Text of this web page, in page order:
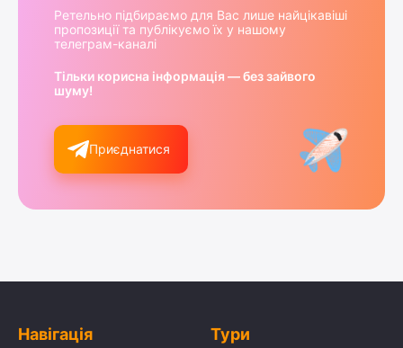
Ретельно підбираємо для Вас лише найцікавіші
пропозиції та публікуємо їх у нашому
телеграм-каналі
Тільки корисна інформація — без зайвого
шуму!
Приєднатися
Навігація Тури